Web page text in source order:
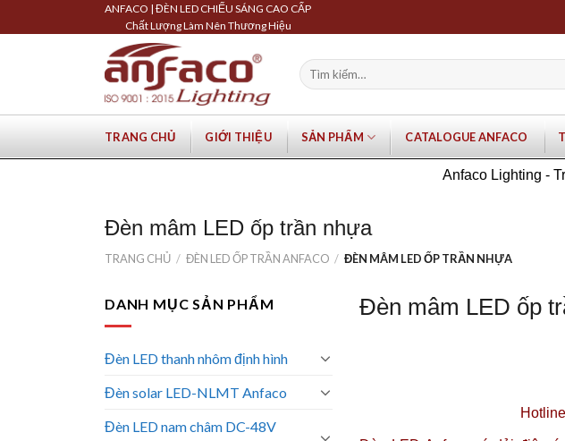
to
ANFACO | ĐÈN LED CHIẾU SÁNG CAO CẤP
Chất Lượng Làm Nên Thương Hiệu
Tìm
kiếm:
TRANG CHỦ GIỚI THIỆU SẢN PHẨM CATALOGUE ANFACO
Anfaco Lighting -
Đèn mâm LED ốp trần nhựa
TRANG CHỦ / ĐÈN LED ỐP TRẦN ANFACO / ĐÈN MÂM LED ỐP TRẦN NHỰA
DANH MỤC SẢN PHẨM
Đèn LED thanh nhôm định hình
Đèn solar LED-NLMT Anfaco
Đèn LED nam châm DC-48V
Đèn mâm LED ốp